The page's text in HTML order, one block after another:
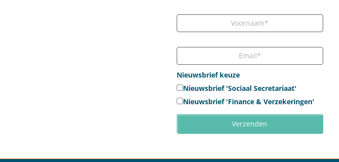
Nieuwsbrief keuze
Nieuwsbrief 'Sociaal Secretariaat'
Nieuwsbrief 'Finance & Verzekeringen'